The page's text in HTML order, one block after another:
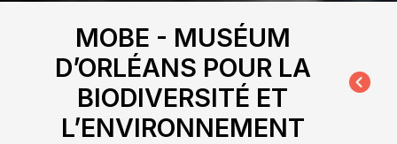
MOBE - MUSÉUM
D’ORLÉANS POUR LA
BIODIVERSITÉ ET
L’ENVIRONNEMENT